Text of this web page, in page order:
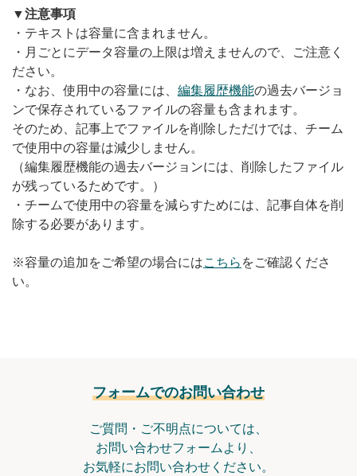
▼注意事項
・テキストは容量に含まれません。
・月ごとにデータ容量の上限は増えませんので、ご注意く
ださい。
・なお、使用中の容量には、 編集履歴機能の過去バージョ
ンで保存されているファイルの容量も含まれます。
そのため、記事上でファイルを削除しただけでは、チーム
で使用中の容量は減少しません。
（編集履歴機能の過去バージョンには、削除したファイル
が残っているためです。）
・チームで使用中の容量を減らすためには、記事自体を削
除する必要があります。
※容量の追加をご希望の場合にはこちら をご確認くださ
い。
フォームでのお問い合わせ
ご質問・ご不明点については、
お問い合わせフォームより、
お気軽にお問い合わせください。